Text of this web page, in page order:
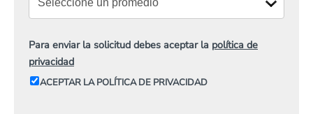
Para enviar la solicitud debes aceptar la política de
privacidad
ACEPTAR LA POLÍTICA DE PRIVACIDAD